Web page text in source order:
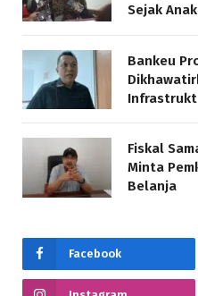
Sejak
Bankeu
Fiskal
Minta
Belanja
Facebook